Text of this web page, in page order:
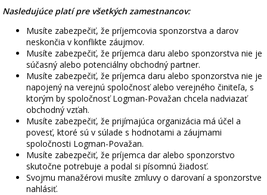
Nasledujúce platí pre všetkých zamestnancov:
Musíte zabezpečiť, že príjemcovia sponzorstva a darov
neskončia v konflikte záujmov.
Musíte zabezpečiť, že príjemca daru alebo sponzorstva nie je
súčasný alebo potenciálny obchodný partner.
Musíte zabezpečiť, že príjemca daru alebo sponzorstva nie je
napojený na verejnú spoločnosť alebo verejného činiteľa, s
ktorým by spoločnosť Logman-Považan chcela nadviazať
obchodný vzťah.
Musíte zabezpečiť, že prijímajúca organizácia má účel a
povesť, ktoré sú v súlade s hodnotami a záujmami
spoločnosti Logman-Považan.
Musíte zabezpečiť, že príjemca dar alebo sponzorstvo
skutočne potrebuje a podal si písomnú žiadosť.
Svojmu manažérovi musíte zmluvy o darovaní a sponzorstve
nahlásiť.